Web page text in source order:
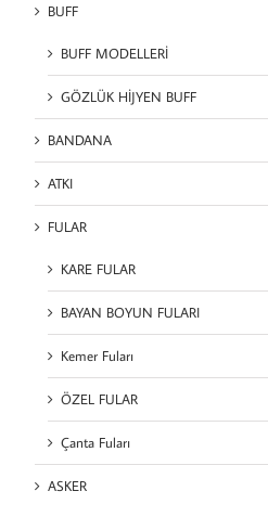
BUFF
BUFF MODELLERİ
GÖZLÜK HİJYEN BUFF
BANDANA
ATKI
FULAR
KARE FULAR
BAYAN BOYUN FULARI
Kemer Fuları
ÖZEL FULAR
Çanta Fuları
ASKER